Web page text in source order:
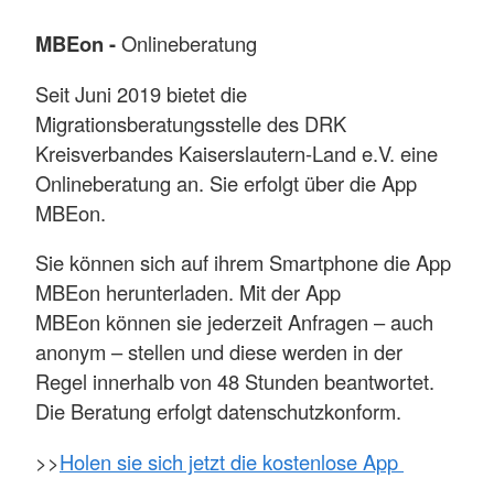
MBEon -Onlineberatung
Seit Juni 2019 bietet die
Migrationsberatungsstelle des DRK
Kreisverbandes Kaiserslautern-Land e.V. eine
Onlineberatung an. Sie erfolgt über die App
MBEon.
Sie können sich auf ihrem Smartphone die App
MBEon herunterladen. Mit der App
MBEon können sie jederzeit Anfragen – auch
anonym – stellen und diese werden in der
Regel innerhalb von 48 Stunden beantwortet.
Die Beratung erfolgt datenschutzkonform.
>>Holen sie sich jetzt die kostenlose App